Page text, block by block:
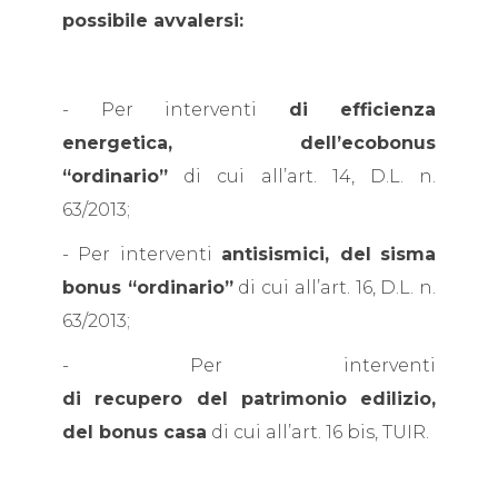
possibile avvalersi:
- Per interventi di efficienza
energetica, dell’ecobonus
“ordinario” di cui all’art. 14, D.L. n.
63/2013;
- Per interventi antisismici, del
sisma
bonus “ordinario”di cui all’art. 16, D.L. n.
63/2013;
- Per interventi
di recupero del patrimonio edilizio,
del bonus casa di cui all’art. 16 bis, TUIR.